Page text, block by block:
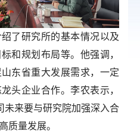
研究所的基本情况以及
和规划布局等。他强调，
东省重大发展需求，一定
头企业合作。李农表示，
未来要与研究院加强深入合
质量发展。